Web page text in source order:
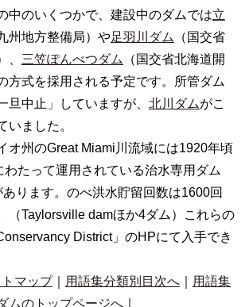
中のいくつかで、建設中のダムでは立
州地方整備局）や足羽川ダム
（国交省
、 三笠ぽんべつダム
（国交省北海道開
方式を採用される予定です。所管ダム
旦中止」していますが、 北川ダムがこ
いました。
オ州のGreat Miami川流域には1920年頃
わたって運用されている治水専用ダム
あります。のべ洪水貯留回数は1600回
（Taylorsville damほか4ダム）これらの
District」のHPにて入手でき
マップ｜ 用語集分類別目次へ
用語集
ムのトップページへ